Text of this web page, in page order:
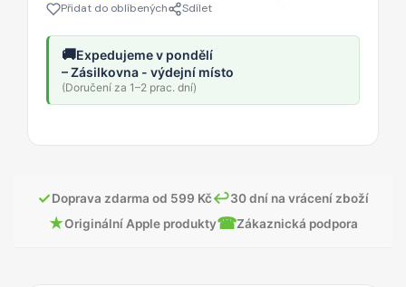
Přidat do oblíbených Sdílet
🚚Expedujeme v pondělí
– Zásilkovna - výdejní místo
(Doručení za 1–2 prac. dní)
✓Doprava zdarma od 599 Kč↩30 dní na vrácení zboží
★Originální Apple produkty☎Zákaznická podpora